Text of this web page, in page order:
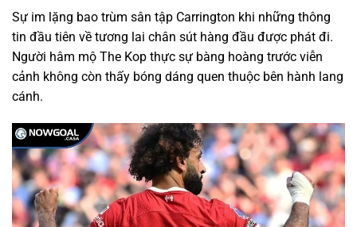
Sự im lặng bao trùm sân tập Carrington khi những thông
tin đầu tiên về tương lai chân sút hàng đầu được phát đi.
Người hâm mộ The Kop thực sự bàng hoàng trước viễn
cảnh không còn thấy bóng dáng quen thuộc bên hành lang
cánh.